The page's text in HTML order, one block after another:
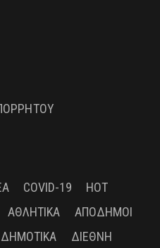
COVID-19
HOT
ΑΘΛΗΤΙΚΆ
ΑΠΌΔΗΜΟΙ
ΔΗΜΟΤΙΚΆ ΔΙΕΘΝΉ